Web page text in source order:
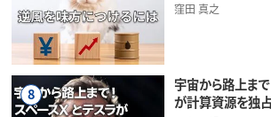
窪田 真之
8
宇宙から路上まで
が計算資源を独